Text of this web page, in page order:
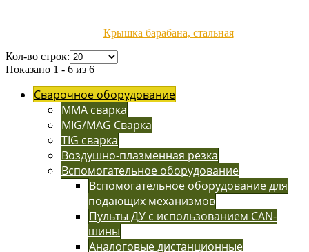
Крышка барабана, стальная
Кол-во строк:
Показано 1 - 6 из 6
Сварочное оборудование
MMA сварка
MIG/MAG Сварка
TIG сварка
Воздушно-плазменная резка
Вспомогательное оборудование
Вспомогательное оборудование для
подающих механизмов
Пульты ДУ с использованием CAN-
шины
Аналоговые дистанционные